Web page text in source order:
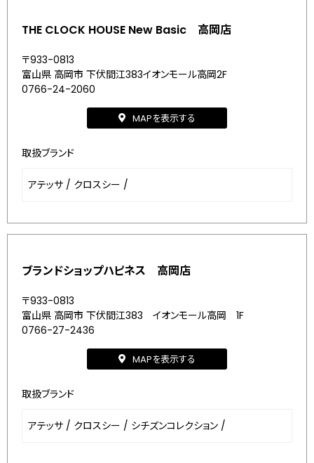
THE CLOCK HOUSE New Basic 高岡店
〒933-0813
富山県 高岡市 下伏間江383イオンモール高岡2F
0766-24-2060
MAPを表示する
取扱ブランド
アテッサ / クロスシー /
ブランドショップハピネス 高岡店
〒933-0813
富山県 高岡市 下伏間江383 イオンモール高岡 1F
0766-27-2436
MAPを表示する
取扱ブランド
アテッサ / クロスシー / シチズンコレクション /